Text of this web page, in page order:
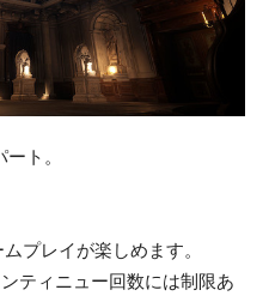
ト。
プレイが楽しめます。
ティニュー回数には制限あ